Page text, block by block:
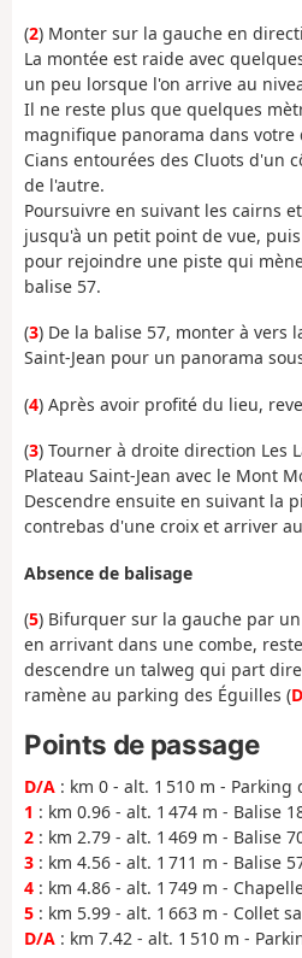
(2) Monter sur la gauche en
La montée est raide avec
un peu lorsque l'on arrive au
Il ne reste plus que quelques
magnifique panorama dans votre
Cians entourées des Cluots d'un
de l'autre.
Poursuivre en suivant les cairns
jusqu'à un petit point de vue,
pour rejoindre une piste qui
balise 57.
(3) De la balise 57, monter à vers
Saint-Jean pour un panorama
(4) Après avoir profité du lieu,
(3) Tourner à droite direction Les
Plateau Saint-Jean avec le Mont
Descendre ensuite en suivant la
contrebas d'une croix et arriver
Absence de balisage
(5) Bifurquer sur la gauche par
en arrivant dans une combe,
descendre un talweg qui part
ramène au parking des Éguilles (
Points de passage
D/A : km 0 - alt. 1 510 m - Parking
1 : km 0.96 - alt. 1 474 m - Balise
2 : km 2.79 - alt. 1 469 m - Balise
3 : km 4.56 - alt. 1 711 m - Balise
4 : km 4.86 - alt. 1 749 m -
5 : km 5.99 - alt. 1 663 m - Collet
D/A : km 7.42 - alt. 1 510 m -